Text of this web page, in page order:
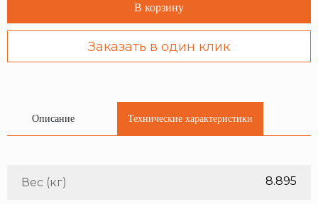
В корзину
Заказать в один клик
Описание Технические характеристики
Вес (кг) 8.895